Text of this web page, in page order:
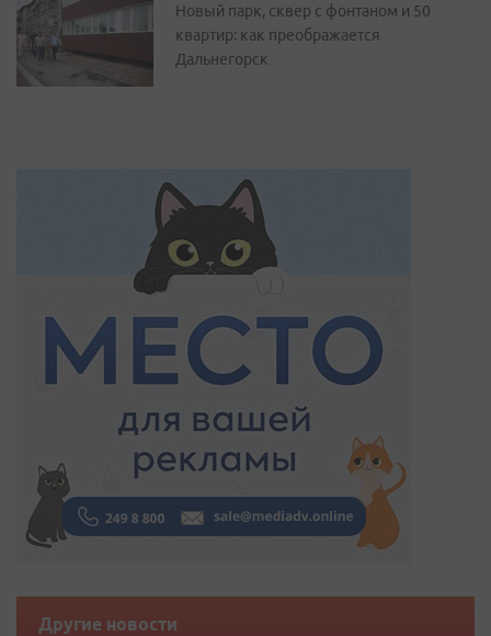
Новый парк, сквер с фонтаном и 50
квартир: как преображается
Дальнегорск
Другие новости